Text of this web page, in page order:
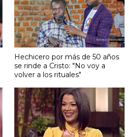
Hechicero por más de 50 años
se rinde a Cristo: "No voy a
volver a los rituales"